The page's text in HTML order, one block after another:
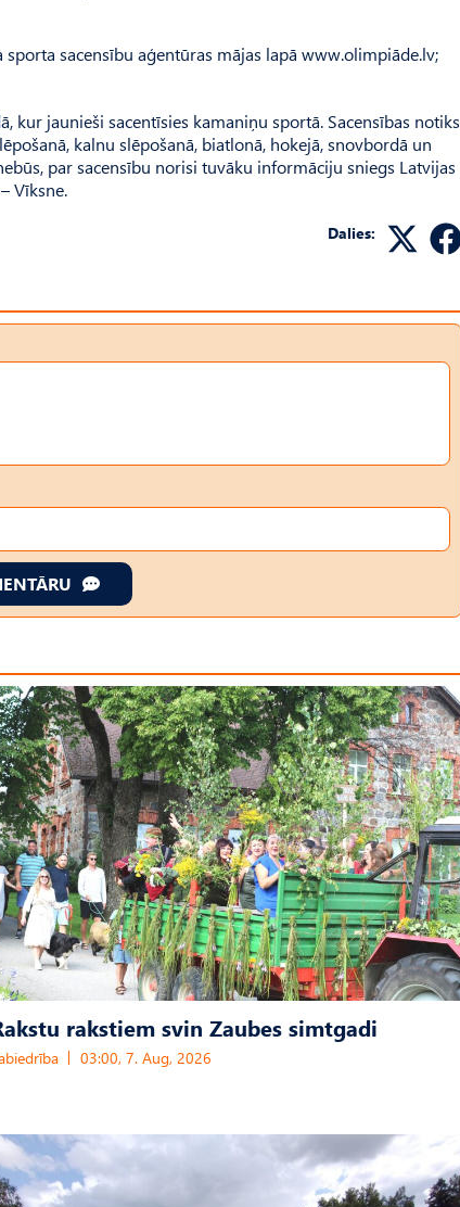
sacensību aģentūras mājas lapā www.olimpiāde.lv;
kur jaunieši sacentīsies kamaniņu sportā. Sacensības notiks
kalnu slēpošanā, biatlonā, hokejā, snovbordā un
par sacensību norisi tuvāku informāciju sniegs Latvijas
Vīksne.
Dalies:
rakstiem svin Zaubes simtgadi
03:00, 7. Aug, 2026